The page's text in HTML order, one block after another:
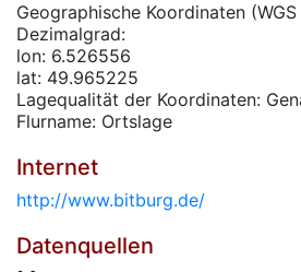
Geographische Koordinaten
Dezimalgrad:
lon: 6.526556
lat: 49.965225
Lagequalität der Koordinaten:
Flurname: Ortslage
Internet
http://www.bitburg.de/
Datenquellen